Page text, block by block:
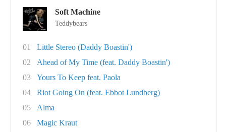
Soft Machine
Teddybears
01
Little Stereo (Daddy Boastin')
02
Ahead of My Time (feat. Daddy Boastin')
03
Yours To Keep feat. Paola
04
Riot Going On (feat. Ebbot Lundberg)
05
Alma
06
Magic Kraut